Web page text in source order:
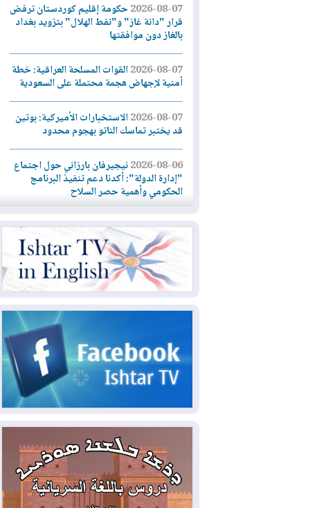
2026-08-07حكومة إقليم كوردستان ترفض
قرار "دانة غاز" و"نفط الهلال" بتزويد بغداد
بالغاز دون موافقتها
2026-08-07القوات المسلحة العراقية: خطة
أمنية لإجهاض هجمة محتملة على السعودية
2026-08-07الاستخبارات الأميركية: بوتين
قد يختبر تماسك الناتو بهجوم محدود
2026-08-06نيجيرفان بارزاني حول اجتماع
"إدارة الدولة": أكدنا دعم تنفيذ البرنامج
الحكومي وأهمية حصر السلاح
2026-08-06ائتلاف ادارة الدولة: من
يقومون بسلوك يهدد امن البلاد خارجون عن
القانون يجب محاربتهم
2026-08-06بعد هجومين قرب باب المندب..
الأحمر
2026-08-06مئات القاصرين بلا مأوى.. أزمة
سبتة تتصاعد وتضغط على مدريد
لمدة عام.. بدء توريد 100
مليون قدم مكعب يومياً من غاز كورمور في
إقليم كوردستان إلى وزارة الكهرباء العراقية
2026-08-05
15كارثة بيئية ومناخية ترسم
ملامح أخطر التحديات التي تواجه العراق
اليوم